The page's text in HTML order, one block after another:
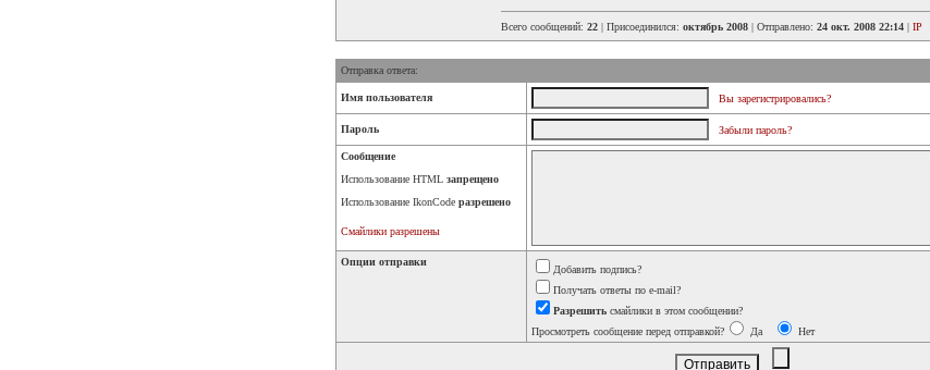
Всего сообщений: 22 | Присоединился: октябрь 2008 | Отправлено: 24 окт. 2008 22:14 | IP
Отправка ответа:
Имя пользователя Вы зарегистрировались?
Пароль Забыли пароль?
Сообщение
Использование HTML запрещено
Использование IkonCode разрешено
Смайлики разрешены
Опции отправки
Добавить подпись?
Получать ответы по e-mail?
Разрешить смайлики в этом сообщении?
Просмотреть сообщение перед отправкой?
Да Нет